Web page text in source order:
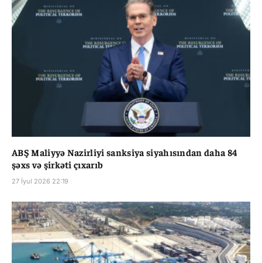
ABŞ Maliyyə Nazirliyi sanksiya siyahısından daha 84
şəxs və şirkəti çıxarıb
27 İyul 2026 22:19